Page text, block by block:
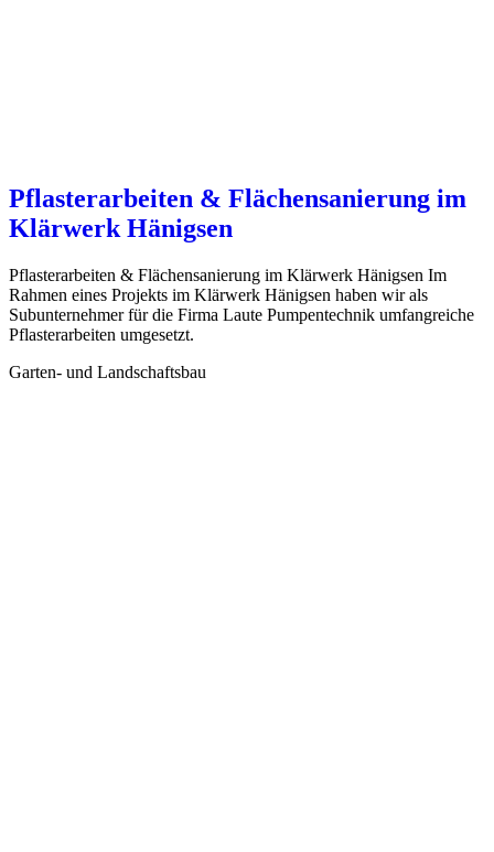
Pflasterarbeiten & Flächensanierung im
Klärwerk Hänigsen
Pflasterarbeiten & Flächensanierung im Klärwerk Hänigsen Im
Rahmen eines Projekts im Klärwerk Hänigsen haben wir als
Subunternehmer für die Firma Laute Pumpentechnik umfangreiche
Pflasterarbeiten umgesetzt.
Garten- und Landschaftsbau